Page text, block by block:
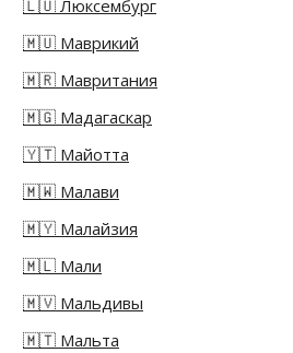
🇱🇺 Люксембург
🇲🇺 Маврикий
🇲🇷 Мавритания
🇲🇬 Мадагаскар
🇾🇹 Майотта
🇲🇼 Малави
🇲🇾 Малайзия
🇲🇱 Мали
🇲🇻 Мальдивы
🇲🇹 Мальта